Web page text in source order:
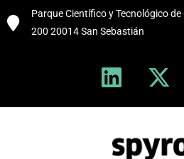
Parque Científico y Tecnológico
200 20014 San Sebastián